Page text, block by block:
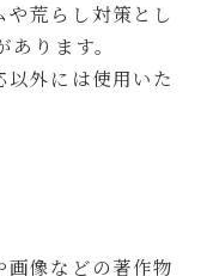
荒らし対策とし
ります。
外には使用いた
像などの著作物